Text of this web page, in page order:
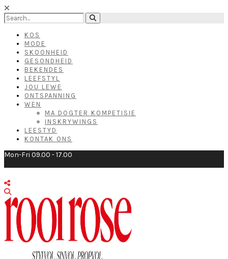
KOS
MODE
SKOONHEID
GESONDHEID
BEKENDES
LEEFSTYL
JOU LEWE
ONTSPANNING
WEN
MA DOGTER KOMPETISIE
INSKRYWINGS
LEESTYD
KONTAK ONS
Mon-Fri 09.00 - 17.00